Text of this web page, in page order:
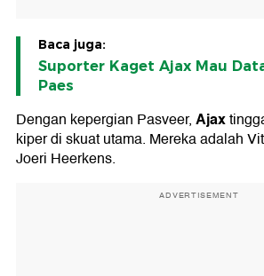
Baca juga:
Suporter Kaget Ajax Mau
Paes
Dengan kepergian Pasveer,Ajax
kiper di skuat utama. Mereka adalah
Joeri Heerkens.
ADVERTISEMENT